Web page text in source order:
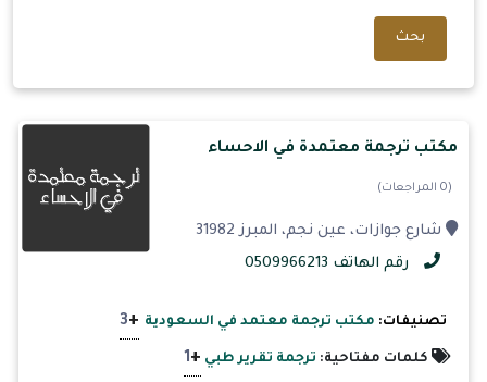
بحث
مكتب ترجمة معتمدة في الاحساء
(0 المراجعات)
شارع جوازات، عين نجم، المبرز 31982
رقم الهاتف 0509966213
تصنيفات: مكتب ترجمة معتمد في السعودية +
3
كلمات مفتاحية: ترجمة تقرير طبي +
1